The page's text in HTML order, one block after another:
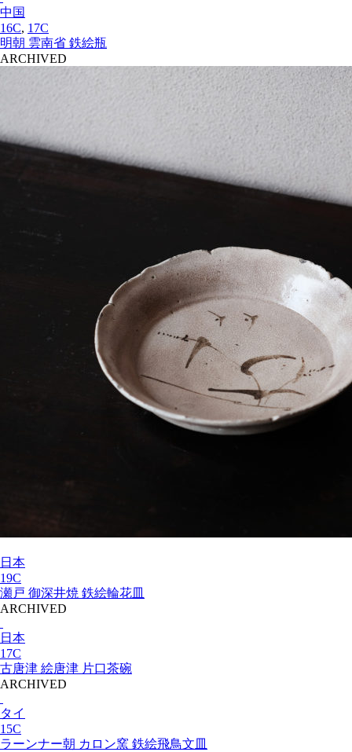
中国
16C, 17C
明朝 雲南省 鉄絵瓶
ARCHIVED
日本
19C
瀬戸 御深井焼 鉄絵輪花皿
ARCHIVED
日本
17C
古唐津 絵唐津 片口茶碗
ARCHIVED
タイ
15C
ラーンナー朝 カロン窯 鉄絵飛鳥文皿